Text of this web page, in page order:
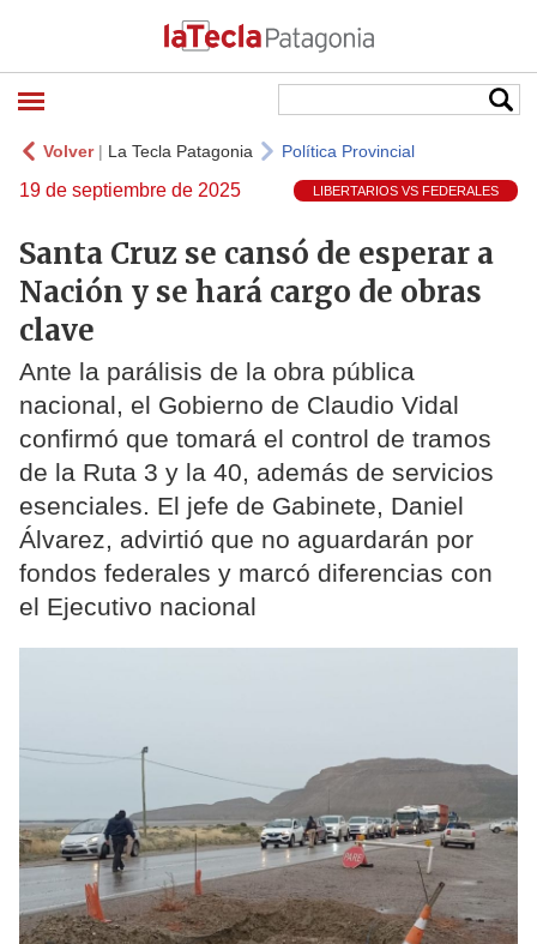
Volver| La Tecla Patagonia Política Provincial
19 de septiembre de 2025 LIBERTARIOS VS FEDERALES
Santa Cruz se cansó de esperar a
Nación y se hará cargo de obras
clave
Ante la parálisis de la obra pública
nacional, el Gobierno de Claudio Vidal
confirmó que tomará el control de tramos
de la Ruta 3 y la 40, además de servicios
esenciales. El jefe de Gabinete, Daniel
Álvarez, advirtió que no aguardarán por
fondos federales y marcó diferencias con
el Ejecutivo nacional